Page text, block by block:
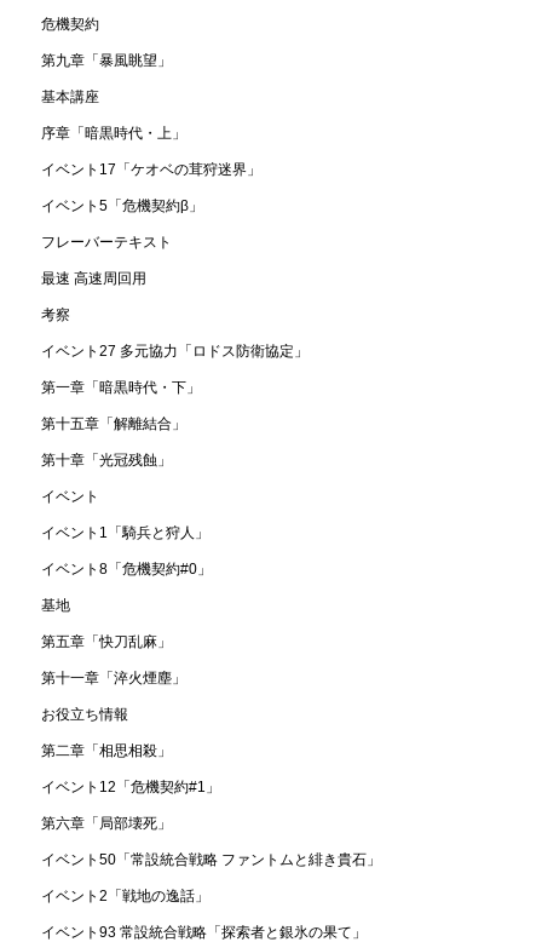
危機契約
第九章「暴風眺望」
基本講座
序章「暗黒時代・上」
イベント17「ケオベの茸狩迷界」
イベント5「危機契約β」
フレーバーテキスト
最速 高速周回用
考察
イベント27 多元協力「ロドス防衛協定」
第一章「暗黒時代・下」
第十五章「解離結合」
第十章「光冠残蝕」
イベント
イベント1「騎兵と狩人」
イベント8「危機契約#0」
基地
第五章「快刀乱麻」
第十一章「淬火煙塵」
お役立ち情報
第二章「相思相殺」
イベント12「危機契約#1」
第六章「局部壊死」
イベント50「常設統合戦略 ファントムと緋き貴石」
イベント2「戦地の逸話」
イベント93 常設統合戦略「探索者と銀氷の果て」